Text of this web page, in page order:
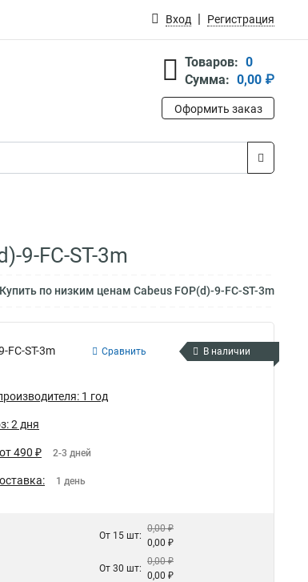
Вход Регистрация
Товаров: 0
Сумма: 0,00 ₽
Оформить заказ
9-FC-ST-3m
Купить по низким ценам Cabeus FOP(d)-9-FC-ST-3m
FC-ST-3m Сравнить В наличии
1 год
2 дня
490 ₽ 2-3 дней
1 день
От 15 шт:
0,00 ₽
0,00 ₽
От 30 шт:
0,00 ₽
0,00 ₽